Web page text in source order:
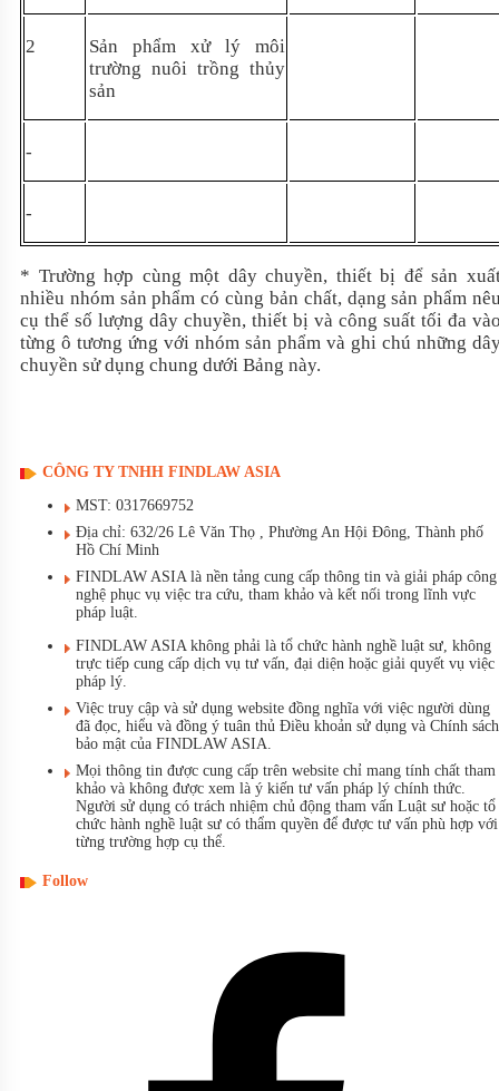
2
Sản phẩm xử lý môi
trường nuôi trồng thủy
sản
-
-
* Trường hợp cùng một dây chuyền, thiết bị để sản
nhiều nhóm sản phẩm có cùng bản chất, dạng sản phẩm
cụ thể số lượng dây chuyền, thiết bị và công suất tối đa
từng ô tương ứng với nhóm sản phẩm và ghi chú những
chuyền sử dụng chung dưới Bảng này.
CÔNG TY TNHH FINDLAW ASIA
MST: 0317669752
Địa chỉ: 632/26 Lê Văn Thọ , Phường An Hội Đông, Thành phố
Hồ Chí Minh
FINDLAW ASIA là nền tảng cung cấp thông tin và giải pháp công
nghệ phục vụ việc tra cứu, tham khảo và kết nối trong lĩnh vực
pháp luật.
FINDLAW ASIA không phải là tổ chức hành nghề luật sư, không
trực tiếp cung cấp dịch vụ tư vấn, đại diện hoặc giải quyết vụ việc
pháp lý.
Việc truy cập và sử dụng website đồng nghĩa với việc người dùng
đã đọc, hiểu và đồng ý tuân thủ Điều khoản sử dụng và Chính sách
bảo mật của FINDLAW ASIA.
Mọi thông tin được cung cấp trên website chỉ mang tính chất tham
khảo và không được xem là ý kiến tư vấn pháp lý chính thức.
Người sử dụng có trách nhiệm chủ động tham vấn Luật sư hoặc tổ
chức hành nghề luật sư có thẩm quyền để được tư vấn phù hợp với
từng trường hợp cụ thể.
Follow